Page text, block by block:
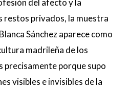
restos privados, la muestra
Sánchez aparece como
madrileña de los
precisamente porque supo
visibles e invisibles de la